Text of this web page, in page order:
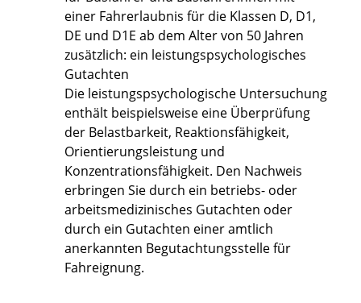
einer Fahrerlaubnis für die Klassen D, D1,
DE und D1E ab dem Alter von 50 Jahren
zusätzlich: ein leistungspsychologisches
Gutachten
Die leistungspsychologische Untersuchung
enthält beispielsweise eine Überprüfung
der Belastbarkeit, Reaktionsfähigkeit,
Orientierungsleistung und
Konzentrationsfähigkeit. Den Nachweis
erbringen Sie durch ein betriebs- oder
arbeitsmedizinisches Gutachten oder
durch ein Gutachten einer amtlich
anerkannten Begutachtungsstelle für
Fahreignung.